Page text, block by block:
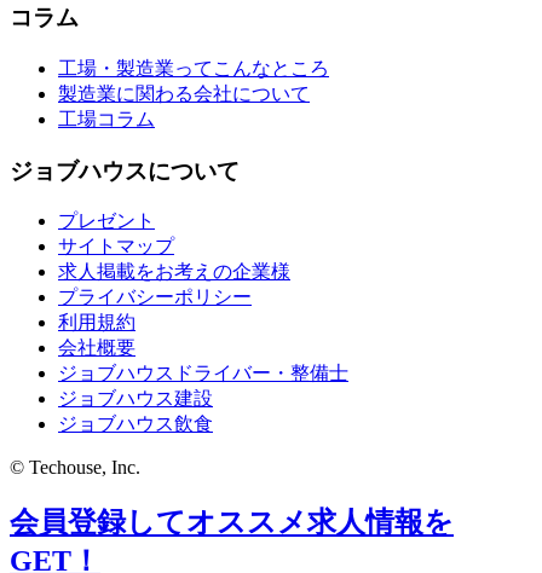
コラム
工場・製造業ってこんなところ
製造業に関わる会社について
工場コラム
ジョブハウスについて
プレゼント
サイトマップ
求人掲載をお考えの企業様
プライバシーポリシー
利用規約
会社概要
ジョブハウスドライバー・整備士
ジョブハウス建設
ジョブハウス飲食
© Techouse, Inc.
会員登録してオススメ求人情報を
GET！